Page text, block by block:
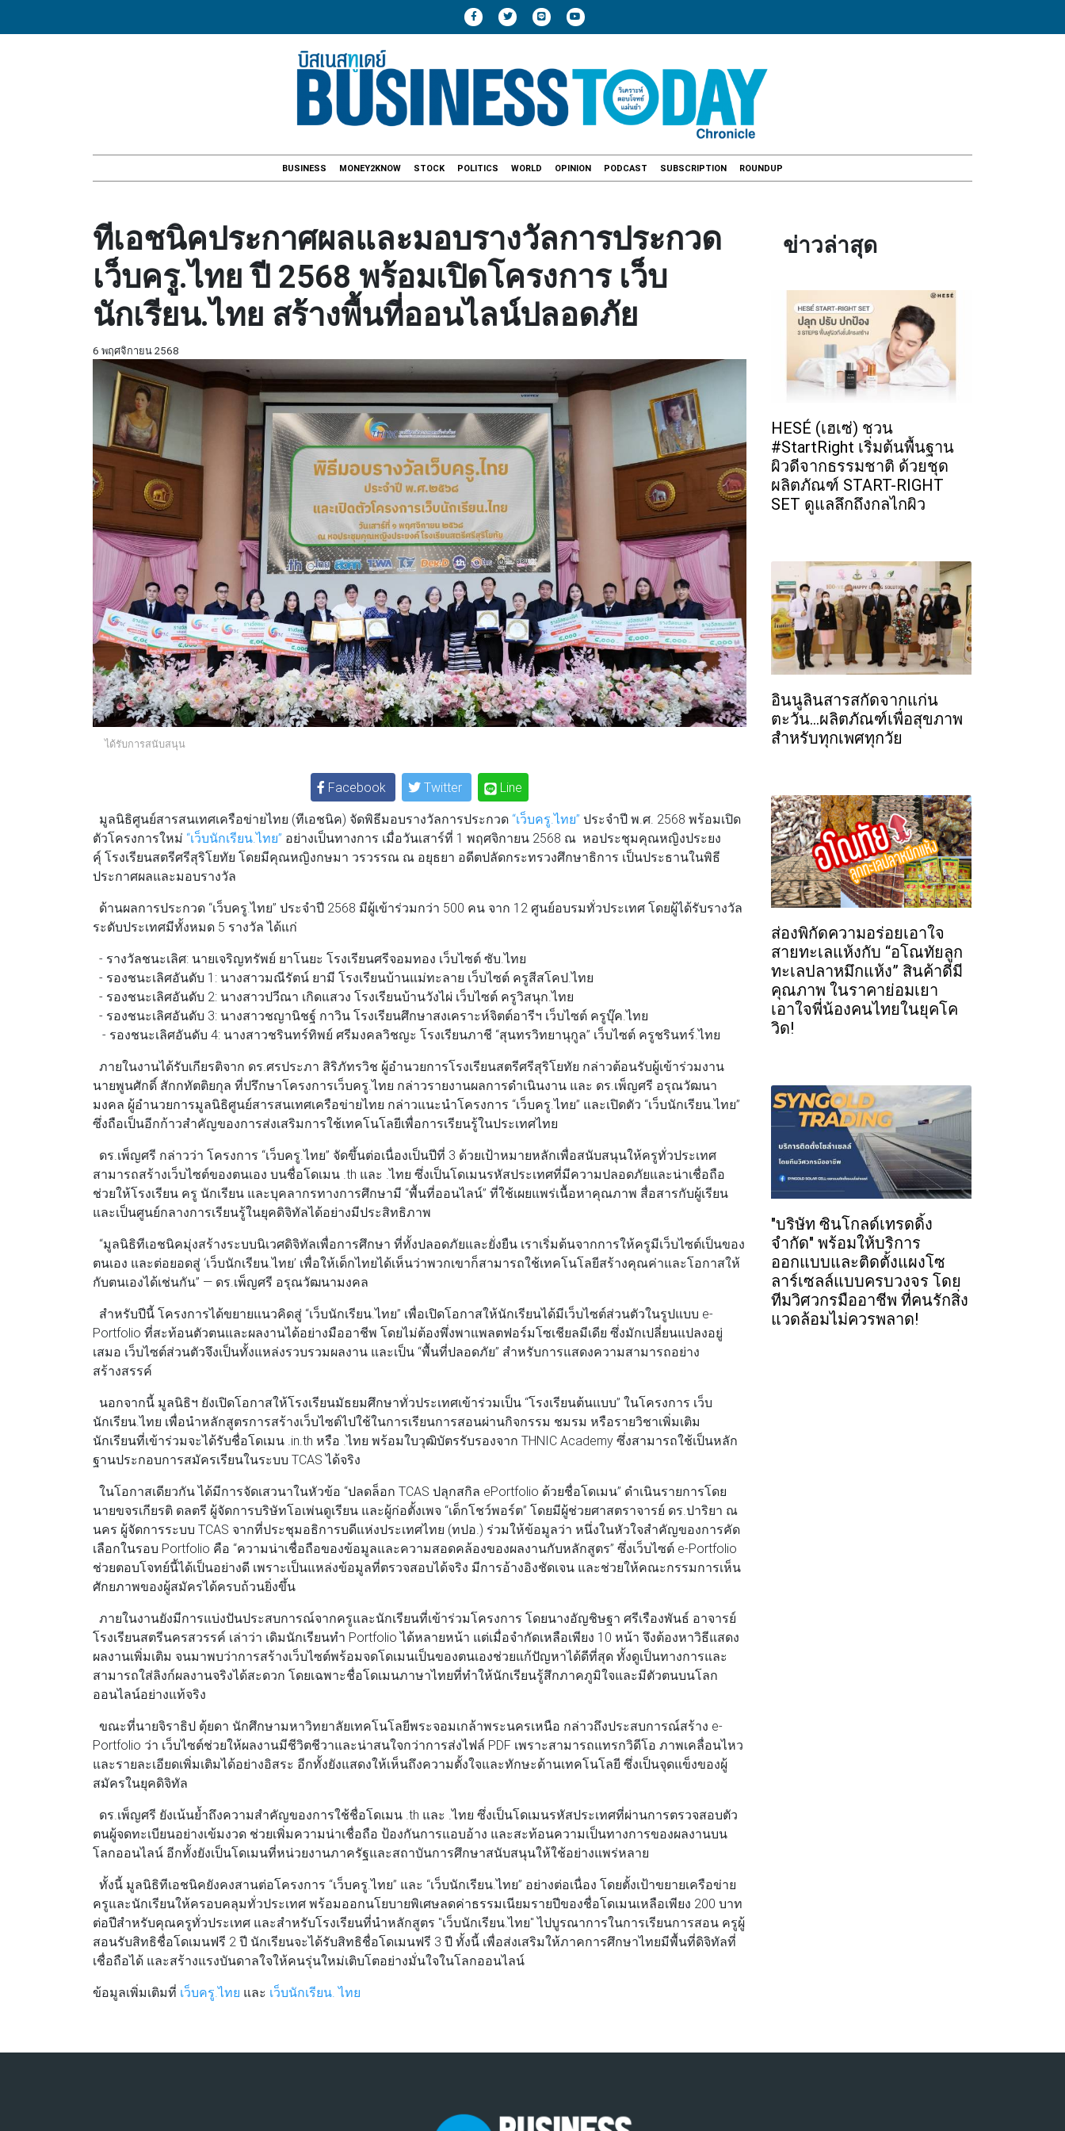
BUSINESS MONEY2KNOW STOCK POLITICS WORLD OPINION PODCAST SUBSCRIPTION ROUNDUP
ทีเอชนิคประกาศผลและมอบรางวัลการประกวด
เว็บครู.ไทย ปี 2568 พร้อมเปิดโครงการ เว็บ
นักเรียน.ไทย สร้างพื้นที่ออนไลน์ปลอดภัย
6 พฤศจิกายน 2568
ได้รับการสนับสนุน
Facebook Twitter
Line
มูลนิธิศูนย์สารสนเทศเครือข่ายไทย (ทีเอชนิค) จัดพิธีมอบรางวัลการประกวด “เว็บครู.ไทย” ประจำปี พ.ศ. 2568 พร้อมเปิด
ตัวโครงการใหม่ “เว็บนักเรียน.ไทย” อย่างเป็นทางการ เมื่อวันเสาร์ที่ 1 พฤศจิกายน 2568 ณ หอประชุมคุณหญิงประยง
คุ์ โรงเรียนสตรีศรีสุริโยทัย โดยมีคุณหญิงกษมา วรวรรณ ณ อยุธยา อดีตปลัดกระทรวงศึกษาธิการ เป็นประธานในพิธี
ประกาศผลและมอบรางวัล
ด้านผลการประกวด “เว็บครู.ไทย” ประจำปี 2568 มีผู้เข้าร่วมกว่า 500 คน จาก 12 ศูนย์อบรมทั่วประเทศ โดยผู้ได้รับรางวัล
ระดับประเทศมีทั้งหมด 5 รางวัล ได้แก่
- รางวัลชนะเลิศ: นายเจริญทรัพย์ ยาโนยะ โรงเรียนศรีจอมทอง เว็บไซต์ ซับ.ไทย
- รองชนะเลิศอันดับ 1: นางสาวมณีรัตน์ ยามี โรงเรียนบ้านแม่ทะลาย เว็บไซต์ ครูสีสโคป.ไทย
- รองชนะเลิศอันดับ 2: นางสาวปวีณา เกิดแสวง โรงเรียนบ้านวังไผ่ เว็บไซต์ ครูวิสนุก.ไทย
- รองชนะเลิศอันดับ 3: นางสาวชญานิชฐ์ กาวิน โรงเรียนศึกษาสงเคราะห์จิตต์อารีฯ เว็บไซต์ ครูบุ๊ค.ไทย
- รองชนะเลิศอันดับ 4: นางสาวชรินทร์ทิพย์ ศรีมงคลวิชญะ โรงเรียนภาชี “สุนทรวิทยานุกูล” เว็บไซต์ ครูชรินทร์.ไทย
ภายในงานได้รับเกียรติจาก ดร.ศรประภา สิริภัทรวิช ผู้อำนวยการโรงเรียนสตรีศรีสุริโยทัย กล่าวต้อนรับผู้เข้าร่วมงาน
นายพูนศักดิ์ สักกทัตติยกุล ที่ปรึกษาโครงการเว็บครู.ไทย กล่าวรายงานผลการดำเนินงาน และ ดร.เพ็ญศรี อรุณวัฒนา
มงคล ผู้อำนวยการมูลนิธิศูนย์สารสนเทศเครือข่ายไทย กล่าวแนะนำโครงการ “เว็บครู.ไทย” และเปิดตัว “เว็บนักเรียน.ไทย”
ซึ่งถือเป็นอีกก้าวสำคัญของการส่งเสริมการใช้เทคโนโลยีเพื่อการเรียนรู้ในประเทศไทย
ดร.เพ็ญศรี กล่าวว่า โครงการ “เว็บครู.ไทย” จัดขึ้นต่อเนื่องเป็นปีที่ 3 ด้วยเป้าหมายหลักเพื่อสนับสนุนให้ครูทั่วประเทศ
สามารถสร้างเว็บไซต์ของตนเอง บนชื่อโดเมน .th และ .ไทย ซึ่งเป็นโดเมนรหัสประเทศที่มีความปลอดภัยและน่าเชื่อถือ
ช่วยให้โรงเรียน ครู นักเรียน และบุคลากรทางการศึกษามี “พื้นที่ออนไลน์” ที่ใช้เผยแพร่เนื้อหาคุณภาพ สื่อสารกับผู้เรียน
และเป็นศูนย์กลางการเรียนรู้ในยุคดิจิทัลได้อย่างมีประสิทธิภาพ
“มูลนิธิทีเอชนิคมุ่งสร้างระบบนิเวศดิจิทัลเพื่อการศึกษา ที่ทั้งปลอดภัยและยั่งยืน เราเริ่มต้นจากการให้ครูมีเว็บไซต์เป็นของ
ตนเอง และต่อยอดสู่ ‘เว็บนักเรียน.ไทย’ เพื่อให้เด็กไทยได้เห็นว่าพวกเขาก็สามารถใช้เทคโนโลยีสร้างคุณค่าและโอกาสให้
กับตนเองได้เช่นกัน” — ดร.เพ็ญศรี อรุณวัฒนามงคล
สำหรับปีนี้ โครงการได้ขยายแนวคิดสู่ “เว็บนักเรียน.ไทย” เพื่อเปิดโอกาสให้นักเรียนได้มีเว็บไซต์ส่วนตัวในรูปแบบ e-
Portfolio ที่สะท้อนตัวตนและผลงานได้อย่างมืออาชีพ โดยไม่ต้องพึ่งพาแพลตฟอร์มโซเชียลมีเดีย ซึ่งมักเปลี่ยนแปลงอยู่
เสมอ เว็บไซต์ส่วนตัวจึงเป็นทั้งแหล่งรวบรวมผลงาน และเป็น “พื้นที่ปลอดภัย” สำหรับการแสดงความสามารถอย่าง
สร้างสรรค์
นอกจากนี้ มูลนิธิฯ ยังเปิดโอกาสให้โรงเรียนมัธยมศึกษาทั่วประเทศเข้าร่วมเป็น “โรงเรียนต้นแบบ” ในโครงการ เว็บ
นักเรียน.ไทย เพื่อนำหลักสูตรการสร้างเว็บไซต์ไปใช้ในการเรียนการสอนผ่านกิจกรรม ชมรม หรือรายวิชาเพิ่มเติม
นักเรียนที่เข้าร่วมจะได้รับชื่อโดเมน .in.th หรือ .ไทย พร้อมใบวุฒิบัตรรับรองจาก THNIC Academy ซึ่งสามารถใช้เป็นหลัก
ฐานประกอบการสมัครเรียนในระบบ TCAS ได้จริง
ในโอกาสเดียวกัน ได้มีการจัดเสวนาในหัวข้อ “ปลดล็อก TCAS ปลุกสกิล ePortfolio ด้วยชื่อโดเมน” ดำเนินรายการโดย
นายขจรเกียรติ ดลตรี ผู้จัดการบริษัทโอเพ่นดูเรียน และผู้ก่อตั้งเพจ “เด็กโชว์พอร์ต” โดยมีผู้ช่วยศาสตราจารย์ ดร.ปาริยา ณ
นคร ผู้จัดการระบบ TCAS จากที่ประชุมอธิการบดีแห่งประเทศไทย (ทปอ.) ร่วมให้ข้อมูลว่า หนึ่งในหัวใจสำคัญของการคัด
เลือกในรอบ Portfolio คือ “ความน่าเชื่อถือของข้อมูลและความสอดคล้องของผลงานกับหลักสูตร” ซึ่งเว็บไซต์ e-Portfolio
ช่วยตอบโจทย์นี้ได้เป็นอย่างดี เพราะเป็นแหล่งข้อมูลที่ตรวจสอบได้จริง มีการอ้างอิงชัดเจน และช่วยให้คณะกรรมการเห็น
ศักยภาพของผู้สมัครได้ครบถ้วนยิ่งขึ้น
ภายในงานยังมีการแบ่งปันประสบการณ์จากครูและนักเรียนที่เข้าร่วมโครงการ โดยนางอัญชิษฐา ศรีเรืองพันธ์ อาจารย์
โรงเรียนสตรีนครสวรรค์ เล่าว่า เดิมนักเรียนทำ Portfolio ได้หลายหน้า แต่เมื่อจำกัดเหลือเพียง 10 หน้า จึงต้องหาวิธีแสดง
ผลงานเพิ่มเติม จนมาพบว่าการสร้างเว็บไซต์พร้อมจดโดเมนเป็นของตนเองช่วยแก้ปัญหาได้ดีที่สุด ทั้งดูเป็นทางการและ
สามารถใส่ลิงก์ผลงานจริงได้สะดวก โดยเฉพาะชื่อโดเมนภาษาไทยที่ทำให้นักเรียนรู้สึกภาคภูมิใจและมีตัวตนบนโลก
ออนไลน์อย่างแท้จริง
ขณะที่นายจิราธิป ตุ้ยดา นักศึกษามหาวิทยาลัยเทคโนโลยีพระจอมเกล้าพระนครเหนือ กล่าวถึงประสบการณ์สร้าง e-
Portfolio ว่า เว็บไซต์ช่วยให้ผลงานมีชีวิตชีวาและน่าสนใจกว่าการส่งไฟล์ PDF เพราะสามารถแทรกวิดีโอ ภาพเคลื่อนไหว
และรายละเอียดเพิ่มเติมได้อย่างอิสระ อีกทั้งยังแสดงให้เห็นถึงความตั้งใจและทักษะด้านเทคโนโลยี ซึ่งเป็นจุดแข็งของผู้
สมัครในยุคดิจิทัล
ดร.เพ็ญศรี ยังเน้นย้ำถึงความสำคัญของการใช้ชื่อโดเมน .th และ .ไทย ซึ่งเป็นโดเมนรหัสประเทศที่ผ่านการตรวจสอบตัว
ตนผู้จดทะเบียนอย่างเข้มงวด ช่วยเพิ่มความน่าเชื่อถือ ป้องกันการแอบอ้าง และสะท้อนความเป็นทางการของผลงานบน
โลกออนไลน์ อีกทั้งยังเป็นโดเมนที่หน่วยงานภาครัฐและสถาบันการศึกษาสนับสนุนให้ใช้อย่างแพร่หลาย
ทั้งนี้ มูลนิธิทีเอชนิคยังคงสานต่อโครงการ “เว็บครู.ไทย” และ “เว็บนักเรียน.ไทย” อย่างต่อเนื่อง โดยตั้งเป้าขยายเครือข่าย
ครูและนักเรียนให้ครอบคลุมทั่วประเทศ พร้อมออกนโยบายพิเศษลดค่าธรรมเนียมรายปีของชื่อโดเมนเหลือเพียง 200 บาท
ต่อปีสำหรับคุณครูทั่วประเทศ และสำหรับโรงเรียนที่นำหลักสูตร "เว็บนักเรียน.ไทย" ไปบูรณาการในการเรียนการสอน ครูผู้
สอนรับสิทธิชื่อโดเมนฟรี 2 ปี นักเรียนจะได้รับสิทธิชื่อโดเมนฟรี 3 ปี ทั้งนี้ เพื่อส่งเสริมให้ภาคการศึกษาไทยมีพื้นที่ดิจิทัลที่
เชื่อถือได้ และสร้างแรงบันดาลใจให้คนรุ่นใหม่เติบโตอย่างมั่นใจในโลกออนไลน์
ข้อมูลเพิ่มเติมที่ เว็บครู.ไทย และ เว็บนักเรียน. ไทย
ข่าวล่าสุด
HESÉ (เฮเซ่) ชวน
#StartRight เริ่มต้นพื้นฐาน
ผิวดีจากธรรมชาติ ด้วยชุด
ผลิตภัณฑ์ START-RIGHT
SET ดูแลลึกถึงกลไกผิว
อินนูลินสารสกัดจากแก่น
ตะวัน...ผลิตภัณฑ์เพื่อสุขภาพ
สำหรับทุกเพศทุกวัย
ส่องพิกัดความอร่อยเอาใจ
สายทะเลแห้งกับ “อโณทัยลูก
ทะเลปลาหมึกแห้ง” สินค้าดีมี
คุณภาพ ในราคาย่อมเยา
เอาใจพี่น้องคนไทยในยุคโค
วิด!
"บริษัท ซินโกลด์เทรดดิ้ง
จำกัด" พร้อมให้บริการ
ออกแบบและติดตั้งแผงโซ
ลาร์เซลล์แบบครบวงจร โดย
ทีมวิศวกรมืออาชีพ ที่คนรักสิ่ง
แวดล้อมไม่ควรพลาด!